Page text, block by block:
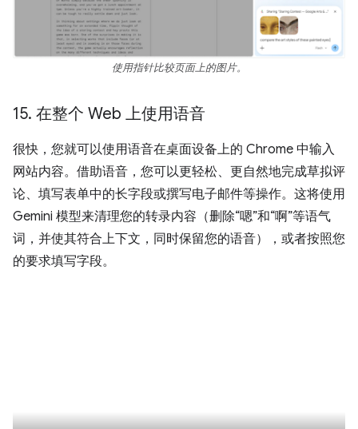
使用指针比较页面上的图片。
15. 在整个 Web 上使用语音
很快，您就可以使用语音在桌面设备上的 Chrome 中输入
网站内容。借助语音，您可以更轻松、更自然地完成草拟评
论、填写表单中的长字段或撰写电子邮件等操作。这将使用
Gemini 模型来清理您的转录内容（删除“嗯”和“啊”等语气
词，并使其符合上下文，同时保留您的语音），或者按照您
的要求填写字段。